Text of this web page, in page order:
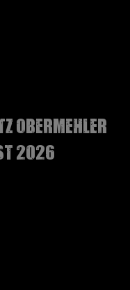
Obermehler
2026